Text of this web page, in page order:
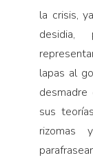
la crisis,
lapas al
sus
rizomas